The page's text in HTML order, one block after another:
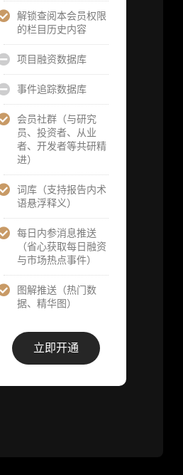
解锁查阅本会员权限
的栏目历史内容
项目融资数据库
事件追踪数据库
会员社群（与研究
员、投资者、从业
者、开发者等共研精
进）
词库（支持报告内术
语悬浮释义）
每日内参消息推送
（省心获取每日融资
与市场热点事件）
图解推送（热门数
据、精华图）
立即开通
项目及研究方
向预告，提前
了解核心观察
变量与后续研
究计划）
提前获取研报
权（不限次，
官方发布研报
预告后可根据
分析师 1 对 1
时，话题需审
核）
疑服务（10
次提问，话题
需审核）
查阅分析师答
疑精华汇总栏